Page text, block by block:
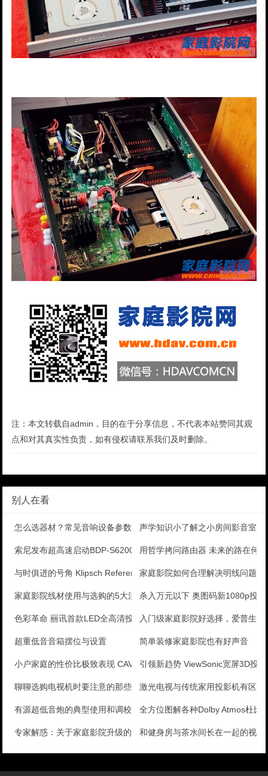
注：本文转载自admin，目的在于分享信息，不代表本站赞同其观
点和对其真实性负责，如有侵权请联系我们及时删除。
别人在看
怎么选器材？常见音响设备参数解析声学知识小了解之小房间影音室装
索尼发布超高速启动BDP-S6200蓝光机用哲学拷问路由器 未来的路在何方
与时俱进的号角 Klipsch Reference系家庭影院如何合理解决明线问题？
家庭影院线材使用与选购的5大注意事项和误区杀入万元以下 奥图码新1080p投
色彩革命 丽讯首款LED全高清投影评测入门级家庭影院好选择，爱普生
超重低音音箱摆位与设置 简单装修家庭影院也有好声音
小户家庭的性价比极致表现 CAV DL-1壁挂音箱套引领新趋势 ViewSonic宽屏3D投
聊聊选购电视机时要注意的那些“猫腻”激光电视与传统家用投影机有区别
有源超低音炮的典型使用和调校详解全方位图解各种Dolby Atmos杜比
专家解惑：关于家庭影院升级的那点事和健身房与茶水间长在一起的视听